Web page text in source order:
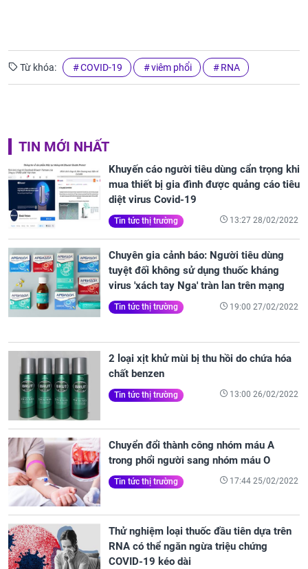
Từ khóa: COVID-19 viêm phổi RNA
TIN MỚI NHẤT
Khuyến cáo người tiêu dùng cẩn trọng khi
mua thiết bị gia đình được quảng cáo tiêu
diệt virus Covid-19
Tin tức thị trường 13:27 28/02/2022
Chuyên gia cảnh báo: Người tiêu dùng
tuyệt đối không sử dụng thuốc kháng
virus 'xách tay Nga' tràn lan trên mạng
Tin tức thị trường 19:00 27/02/2022
2 loại xịt khử mùi bị thu hồi do chứa hóa
chất benzen
Tin tức thị trường 13:00 26/02/2022
Chuyển đổi thành công nhóm máu A
trong phổi người sang nhóm máu O
Tin tức thị trường 17:44 25/02/2022
Thử nghiệm loại thuốc đầu tiên dựa trên
RNA có thể ngăn ngừa triệu chứng
COVID-19 kéo dài